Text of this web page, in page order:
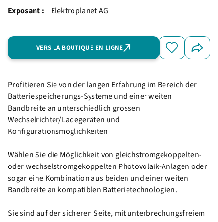
Exposant : Elektroplanet AG
VERS LA BOUTIQUE EN LIGNE
Profitieren Sie von der langen Erfahrung im Bereich der
Batteriespeicherungs-Systeme und einer weiten
Bandbreite an unterschiedlich grossen
Wechselrichter/Ladegeräten und
Konfigurationsmöglichkeiten.
Wählen Sie die Möglichkeit von gleichstromgekoppelten-
oder wechselstromgekoppelten Photovolaik-Anlagen oder
sogar eine Kombination aus beiden und einer weiten
Bandbreite an kompatiblen Batterietechnologien.
Sie sind auf der sicheren Seite, mit unterbrechungsfreiem